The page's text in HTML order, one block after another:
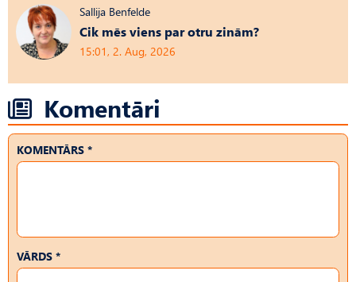
Sallija Benfelde
Cik mēs viens par otru zinām?
15:01, 2. Aug, 2026
Komentāri
KOMENTĀRS *
VĀRDS *